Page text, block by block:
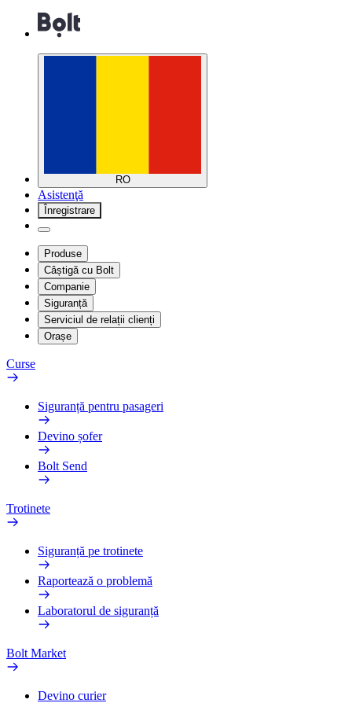
RO
Asistenţă
Înregistrare
Produse
Câștigă cu Bolt
Companie
Siguranță
Serviciul de relații clienți
Orașe
Curse
Siguranță pentru pasageri
Devino șofer
Bolt Send
Trotinete
Siguranță pe trotinete
Raportează o problemă
Laboratorul de siguranță
Bolt Market
Devino curier